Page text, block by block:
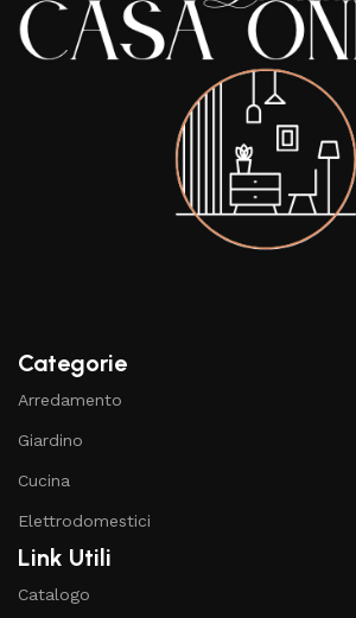
Categorie
Arredamento
Giardino
Cucina
Elettrodomestici
Link Utili
Catalogo